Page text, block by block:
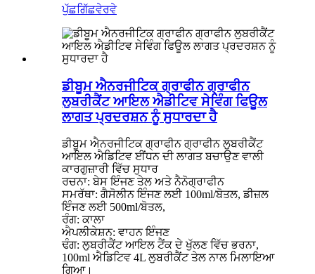
ਪੁੱਛਗਿੱਛਵੇਰਵੇ
ਡੀਬੂਮ ਐਨਰਜੀਟਿਕ ਗ੍ਰਾਫੀਨ ਗ੍ਰਾਫੀਨ
ਲੁਬਰੀਕੈਂਟ ਆਇਲ ਐਡੀਟਿਵ ਸੇਵਿੰਗ ਫਿਊਲ
ਲਾਗਤ ਪ੍ਰਦਰਸ਼ਨ ਨੂੰ ਸੁਧਾਰਦਾ ਹੈ
ਡੀਬੂਮ ਐਨਰਜੀਟਿਕ ਗ੍ਰਾਫੀਨ ਗ੍ਰਾਫੀਨ ਲੁਬਰੀਕੈਂਟ
ਆਇਲ ਐਡਿਟਿਵ ਈਂਧਨ ਦੀ ਲਾਗਤ ਬਚਾਉਣ ਵਾਲੀ
ਕਾਰਗੁਜ਼ਾਰੀ ਵਿੱਚ ਸੁਧਾਰ
ਰਚਨਾ: ਬੇਸ ਇੰਜਣ ਤੇਲ ਅਤੇ ਨੈਨੋਗ੍ਰਾਫੀਨ
ਸਮਰੱਥਾ: ਗੈਸੋਲੀਨ ਇੰਜਣ ਲਈ 100ml/ਬੋਤਲ, ਡੀਜ਼ਲ
ਇੰਜਣ ਲਈ 500ml/ਬੋਤਲ,
ਰੰਗ: ਕਾਲਾ
ਐਪਲੀਕੇਸ਼ਨ: ਵਾਹਨ ਇੰਜਣ
ਢੰਗ: ਲੁਬਰੀਕੈਂਟ ਆਇਲ ਟੈਂਕ ਦੇ ਖੁੱਲਣ ਵਿੱਚ ਭਰਨਾ,
100ml ਐਡਿਟਿਵ 4L ਲੁਬਰੀਕੈਂਟ ਤੇਲ ਨਾਲ ਮਿਲਾਇਆ
ਗਿਆ।